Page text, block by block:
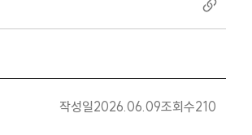
작성일2026.06.09조회수210